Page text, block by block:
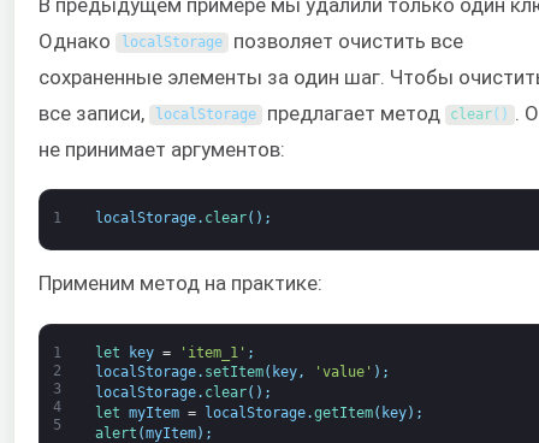
Однако
localStorage позволяет очистить все
сохраненные элементы за один шаг. Чтобы
все записи,
localStorage предлагает метод clear( )
.
не принимает аргументов:
1 localStorage. clear( ) ;
Применим метод на практике:
1
2
3
4
5
let key = 'item_1' ;
localStorage. setItem( key, 'value' ) ;
localStorage. clear( ) ;
let myItem = localStorage.getItem( key) ;
alert (myItem) ;